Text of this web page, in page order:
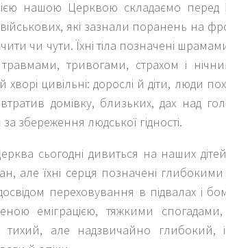
нашою Церквою складаємо перед
які зазнали поранень на
чи чути. Їхні тіла позначені
тривогами, страхом і
цивільні: дорослі й діти, люди
втратив домівку, близьких, дах над
збереження людської гідності.
сьогодні дивиться на наших
але їхні серця позначені глибокими
переховування в підвалах і
еміграцією, тяжкими
тихий, але надзвичайно